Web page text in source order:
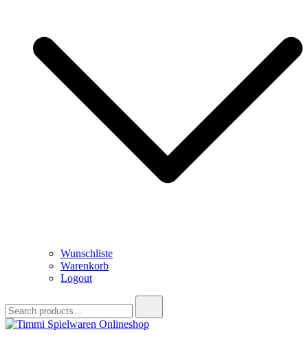
Wunschliste
Warenkorb
Logout
for: